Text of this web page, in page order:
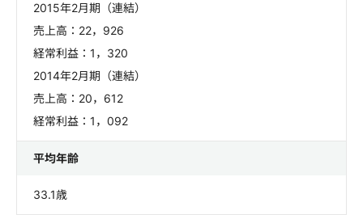
2015年2月期（連結）
売上高：22，926
経常利益：1，320
2014年2月期（連結）
売上高：20，612
経常利益：1，092
平均年齢
33.1歳